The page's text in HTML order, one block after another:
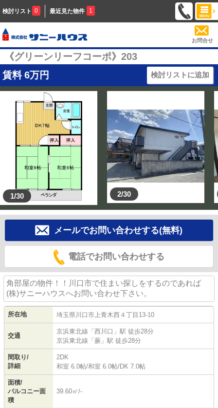
検討リスト 0 最近見た物件 1
お問合せ
《グリーンリーフコーポ》203
賃料 6万円 検討リストに追加
1/30 2/30
メールでお問い合わせする(無料)
電話でお問い合わせする
角部屋の物件！！川口市で住まい探しをするのであれば
(株)サニーハウスへお問い合わせ下さい。
所在地 埼玉県 川口市 上青木西 ４丁目13-10
交通
京浜東北線 「 西川口 」駅 徒歩28分
京浜東北線 「 蕨 」駅 徒歩28分
間取り/
詳細
2DK
和室 6.0帖/和室 6.0帖/DK 7.0帖
面積/
バルコニー面
積
39.60㎡/-